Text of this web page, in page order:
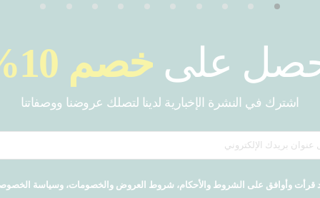
على خصم 10%
اشترك في النشرة الإخبارية لدينا لتصلك عروضنا ووصفاتنا
قرأت وأوافق على الشروط والأحكام، شروط العروض والخصومات، وسياسة